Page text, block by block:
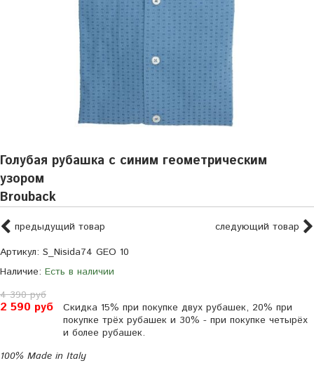
Голубая рубашка с синим геометрическим
узором
Brouback
предыдущий товар
следующий товар
Артикул: S_Nisida74 GEO 10
Наличие: Есть в наличии
4 390 руб
2 590 руб
Скидка 15% при покупке двух рубашек, 20% при
покупке трёх рубашек и 30% - при покупке четырёх
и более рубашек.
100% Made in Italy